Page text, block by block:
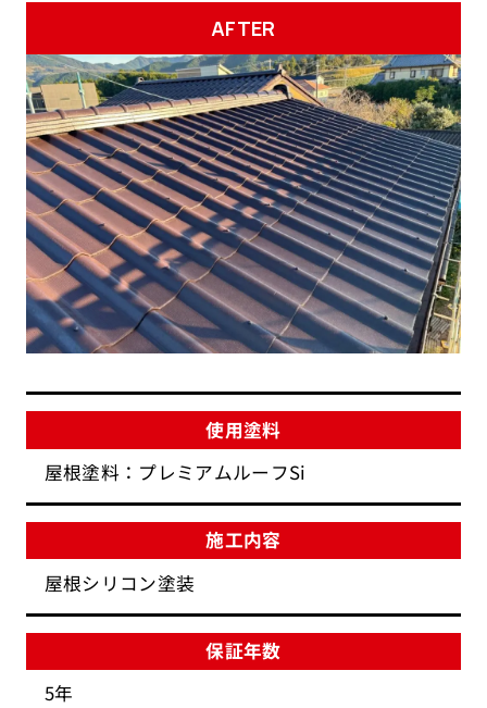
AFTER
使用塗料
屋根塗料：プレミアムルーフSi
施工内容
屋根シリコン塗装
保証年数
5年